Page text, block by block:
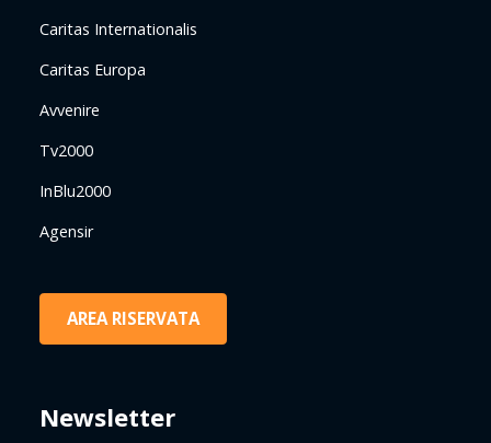
Caritas Internationalis
Caritas Europa
Avvenire
Tv2000
InBlu2000
Agensir
AREA RISERVATA
Newsletter